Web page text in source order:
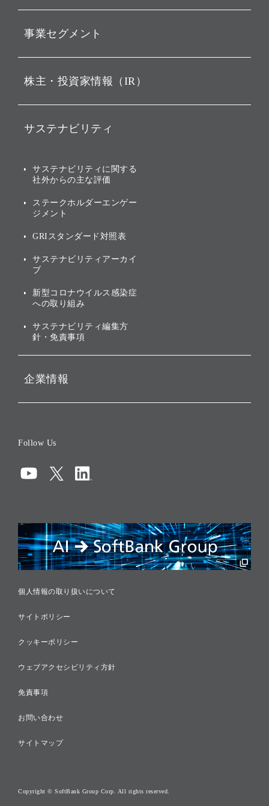
動画配信
経営理念
ビジョン
戦略
バリュー
ソフトバンクグループの歩
[AI] What dreams are made
事業セグメント
ソフトバンク・ビジョン・
その他
グループ企業一覧
株主・投資家情報（IR）
IRカレンダー
業績・財務
アニュアルレポート
株主・投資家情報（IR）に
サステナビリティ
トップメッセージ
サステナビリティの考え方
ガバナンス
投資先のサステナビリティ
サステナビリティに関する
社外からの主な評価
ステークホルダーエンゲー
ジメント
GRIスタンダード対照表
サステナビリティアーカイ
ブ
新型コロナウイルス感染症
への取り組み
サステナビリティ編集方
針・免責事項
企業情報
コンプライアンス
リスクマネジメント
税務に対する取り組み
採用情報
Follow Us
個人情報の取り扱いについて
サイトポリシー
クッキーポリシー
ウェブアクセシビリティ方針
免責事項
お問い合わせ
サイトマップ
Copyright © SoftBank Group Corp. All rights reserved.